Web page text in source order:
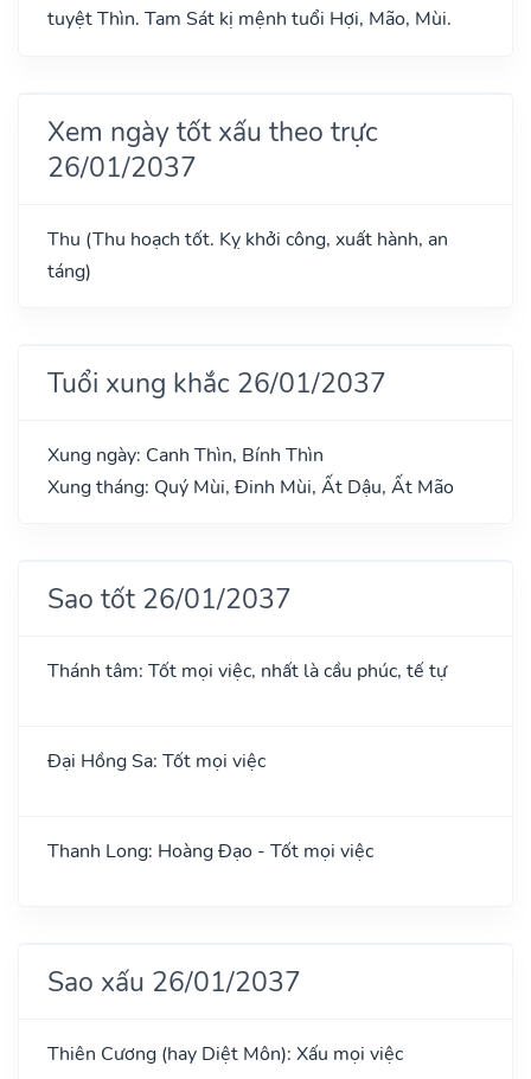
tuyệt Thìn. Tam Sát kị mệnh tuổi Hợi, Mão, Mùi.
Xem ngày tốt xấu theo trực
26/01/2037
Thu (Thu hoạch tốt. Kỵ khởi công, xuất hành, an
táng)
Tuổi xung khắc 26/01/2037
Xung ngày: Canh Thìn, Bính Thìn
Xung tháng: Quý Mùi, Đinh Mùi, Ất Dậu, Ất Mão
Sao tốt 26/01/2037
Thánh tâm: Tốt mọi việc, nhất là cầu phúc, tế tự
Đại Hồng Sa: Tốt mọi việc
Thanh Long: Hoàng Đạo - Tốt mọi việc
Sao xấu 26/01/2037
Thiên Cương (hay Diệt Môn): Xấu mọi việc